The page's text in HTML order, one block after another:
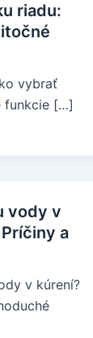
riadu:
vybrať
funkcie […]
vody v
a
v kúrení?